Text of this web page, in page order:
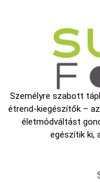
Személyre szabott
étrend-kiegészítők –
életmódváltást
egészítik ki,